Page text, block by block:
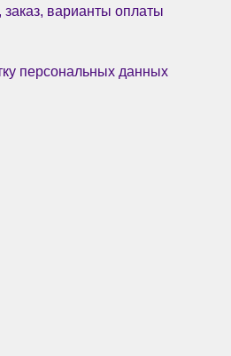
заказ, варианты оплаты
персональных данных